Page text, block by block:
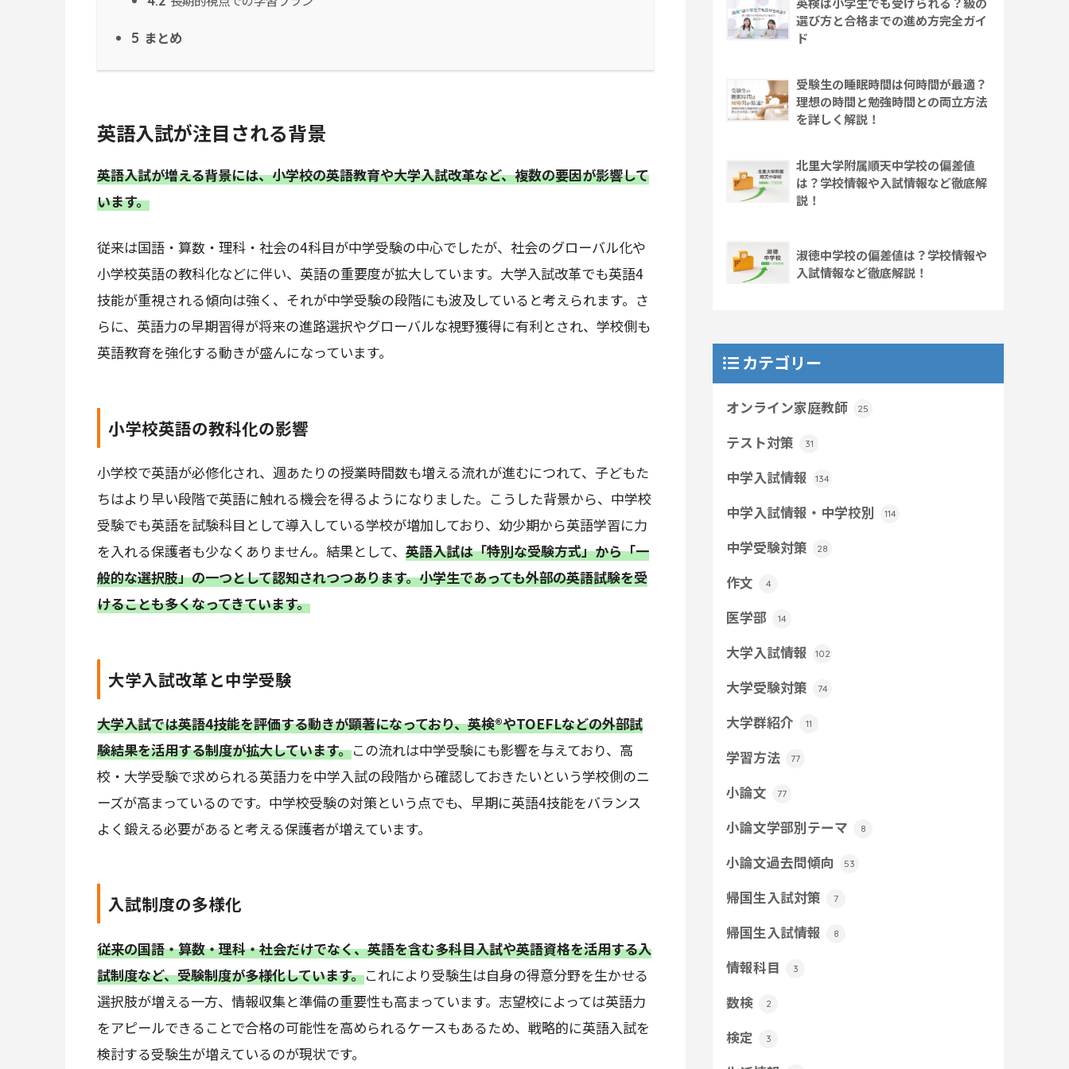
5 まとめ
英語入試が注目される背景
英語入試が増える背景には、小学校の英語教育や大学入試改革など、複数の要因が影響して
います。
従来は国語・算数・理科・社会の4科目が中学受験の中心でしたが、社会のグローバル化や
小学校英語の教科化などに伴い、英語の重要度が拡大しています。大学入試改革でも英語4
技能が重視される傾向は強く、それが中学受験の段階にも波及していると考えられます。さ
らに、英語力の早期習得が将来の進路選択やグローバルな視野獲得に有利とされ、学校側も
英語教育を強化する動きが盛んになっています。
小学校英語の教科化の影響
小学校で英語が必修化され、週あたりの授業時間数も増える流れが進むにつれて、子どもた
ちはより早い段階で英語に触れる機会を得るようになりました。こうした背景から、中学校
受験でも英語を試験科目として導入している学校が増加しており、幼少期から英語学習に力
を入れる保護者も少なくありません。結果として、 英語入試は「特別な受験方式」から「一
般的な選択肢」の一つとして認知されつつあります。小学生であっても外部の英語試験を受
けることも多くなってきています。
大学入試改革と中学受験
大学入試では英語4技能を評価する動きが顕著になっており、英検®やTOEFLなどの外部試
験結果を活用する制度が拡大しています。この流れは中学受験にも影響を与えており、高
校・大学受験で求められる英語力を中学入試の段階から確認しておきたいという学校側のニ
ーズが高まっているのです。中学校受験の対策という点でも、早期に英語4技能をバランス
よく鍛える必要があると考える保護者が増えています。
入試制度の多様化
従来の国語・算数・理科・社会だけでなく、英語を含む多科目入試や英語資格を活用する入
試制度など、受験制度が多様化しています。これにより受験生は自身の得意分野を生かせる
選択肢が増える一方、情報収集と準備の重要性も高まっています。志望校によっては英語力
をアピールできることで合格の可能性を高められるケースもあるため、戦略的に英語入試を
検討する受験生が増えているのが現状です。
選び方と合格までの進め方完全ガイ
ド
受験生の睡眠時間は何時間が最適？
理想の時間と勉強時間との両立方法
を詳しく解説！
北里大学附属順天中学校の偏差値
は？学校情報や入試情報など徹底解
説！
淑徳中学校の偏差値は？学校情報や
入試情報など徹底解説！
カテゴリー
オンライン家庭教師 25
テスト対策 31
中学入試情報 134
中学入試情報・中学校別 114
中学受験対策 28
作文 4
医学部 14
大学入試情報 102
大学受験対策 74
大学群紹介 11
学習方法 77
小論文 77
小論文学部別テーマ 8
小論文過去問傾向 53
帰国生入試対策 7
帰国生入試情報 8
情報科目 3
数検 2
検定 3